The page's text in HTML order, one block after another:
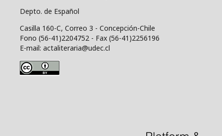
Depto. de Español
Casilla 160-C, Correo 3 - Concepción-Chile
Fono (56-41)2204752 - Fax (56-41)2256196
E-mail: actaliteraria@udec.cl